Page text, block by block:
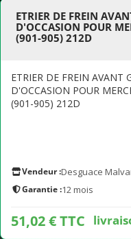
ETRIER DE FREIN
D'OCCASION POUR
(901-905) 212D
ETRIER DE FREIN AVANT
D'OCCASION POUR
(901-905) 212D
Vendeur :Desguace
Garantie :12 mois
51,02 € TTC